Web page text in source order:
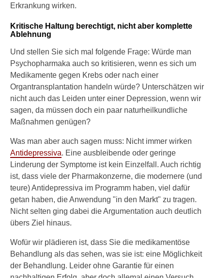
Erkrankung wirken.
Kritische Haltung berechtigt, nicht aber komplette
Ablehnung
Und stellen Sie sich mal folgende Frage: Würde man
Psychopharmaka auch so kritisieren, wenn es sich um
Medikamente gegen Krebs oder nach einer
Organtransplantation handeln würde? Unterschätzen wir
nicht auch das Leiden unter einer Depression, wenn wir
sagen, da müssen doch ein paar naturheilkundliche
Maßnahmen genügen?
Was man aber auch sagen muss: Nicht immer wirken
Antidepressiva. Eine ausbleibende oder geringe
Linderung der Symptome ist kein Einzelfall. Auch richtig
ist, dass viele der Pharmakonzerne, die modernere (und
teure) Antidepressiva im Programm haben, viel dafür
getan haben, die Anwendung "in den Markt" zu tragen.
Nicht selten ging dabei die Argumentation auch deutlich
übers Ziel hinaus.
Wofür wir plädieren ist, dass Sie die medikamentöse
Behandlung als das sehen, was sie ist: eine Möglichkeit
der Behandlung. Leider ohne Garantie für einen
i
u
n
A
l
k
o
m
s
s
b
a
u
c
h
s
t
y